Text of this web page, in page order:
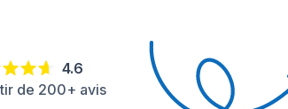
4.6
de 200+ avis